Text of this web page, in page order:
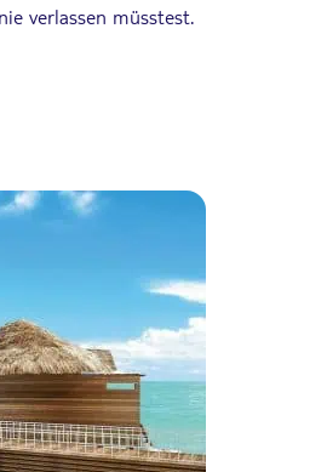
verlassen müsstest.